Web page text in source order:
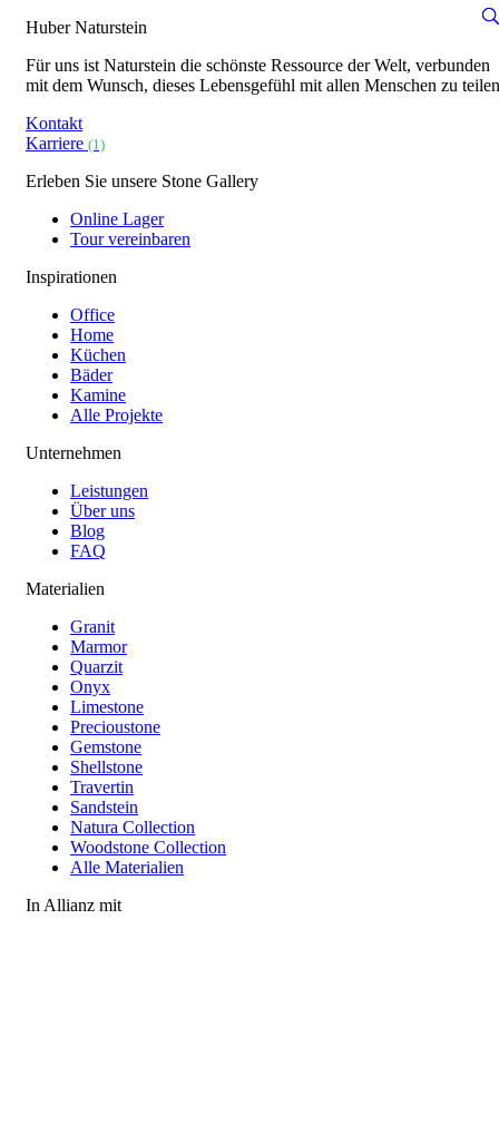
Huber Naturstein
Für uns ist Naturstein die schönste Ressource der Welt, verbunden
mit dem Wunsch, dieses Lebensgefühl mit allen Menschen zu
Kontakt
Karriere (1)
Erleben Sie unsere Stone Gallery
Online Lager
Tour vereinbaren
Inspirationen
Office
Home
Küchen
Bäder
Kamine
Alle Projekte
Unternehmen
Leistungen
Über uns
Blog
FAQ
Materialien
Granit
Marmor
Quarzit
Onyx
Limestone
Precioustone
Gemstone
Shellstone
Travertin
Sandstein
Natura Collection
Woodstone Collection
Alle Materialien
In Allianz mit